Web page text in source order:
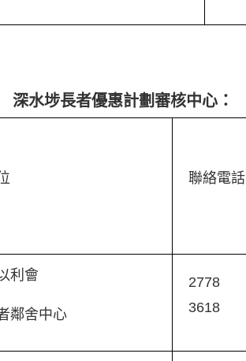
深水埗長者優惠計劃審核中心：
聯絡電話
利會
鄰舍中心
2778
3618